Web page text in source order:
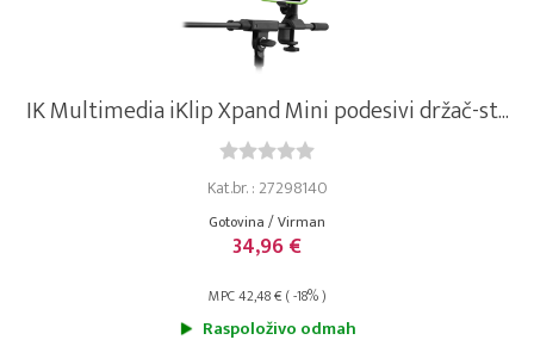
IK Multimedia iKlip Xpand Mini podesivi držač-st...
Kat.br. : 27298140
Gotovina / Virman
34,96 €
MPC 42,48 € ( -18% )
Raspoloživo odmah